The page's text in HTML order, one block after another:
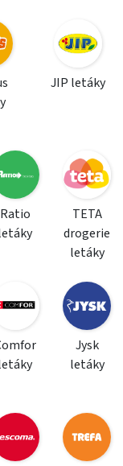
JIP letáky
Ratio
TETA
drogerie
letáky
Jysk
letáky